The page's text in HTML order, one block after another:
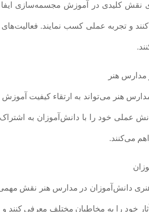
نقش کلیدی در آموزش مجسمه‌سازی ایفا
و تجربه عملی کسب نمایند.
مدارس هنر
هنر می‌تواند به ارتقاء کیفیت
عملی خود را با دانش‌آموزان به
می‌کنند.
دانش‌آموزان در مدارس هنر نقش مهمی
خود را به مخاطبان مختلف معرفی کنند و